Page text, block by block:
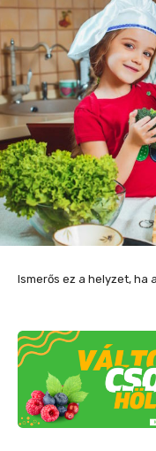
Ismerős ez a helyzet, ha